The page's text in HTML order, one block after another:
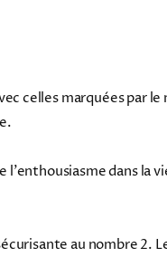
celles marquées par
dans la
au nombre 2.